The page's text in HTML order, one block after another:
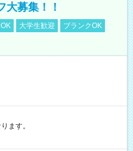
大募集！！
大学生歓迎
ブランクOK
ます。